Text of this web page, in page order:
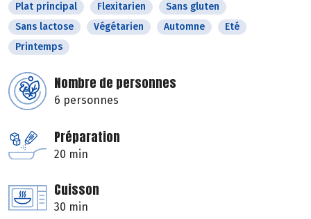
Plat principal Flexitarien
Sans gluten
Sans lactose
Végétarien Automne
Eté
Printemps
Nombre de personnes
6 personnes
Préparation
20 min
Cuisson
30 min